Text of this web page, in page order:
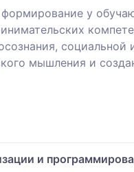
формирование у
мышления и
и